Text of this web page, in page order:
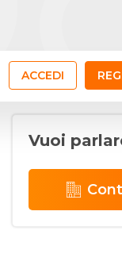
ACCEDI
Vuoi